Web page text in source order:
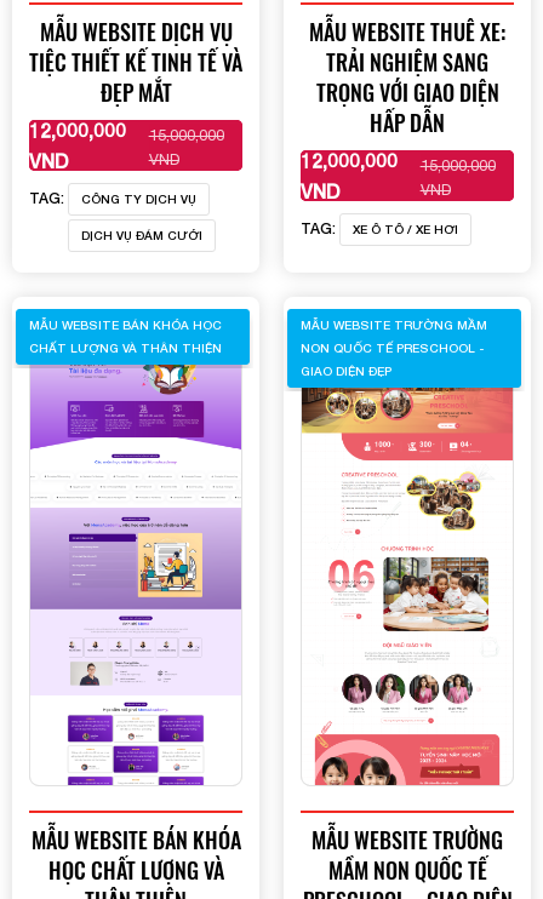
MẪU WEBSITE DỊCH VỤ
TIỆC THIẾT KẾ TINH TẾ VÀ
ĐẸP MẮT
12,000,000
VND
15,000,000
VND
XEM THÊM
TAG: CÔNG TY DỊCH VỤ
DỊCH VỤ ĐÁM CƯỚI
MẪU WEBSITE THUÊ XE:
TRẢI NGHIỆM SANG
TRỌNG VỚI GIAO DIỆN
HẤP DẪN
12,000,000
VND
15,000,000
VND
XEM THÊM
TAG: XE Ô TÔ / XE HƠI
MẪU WEBSITE BÁN KHÓA
HỌC CHẤT LƯỢNG VÀ
MẪU WEBSITE BÁN KHÓA HỌC
CHẤT LƯỢNG VÀ THÂN THIỆN
MẪU WEBSITE TRƯỜNG
MẦM NON QUỐC TẾ
MẪU WEBSITE TRƯỜNG MẦM
NON QUỐC TẾ PRESCHOOL -
GIAO DIỆN ĐẸP